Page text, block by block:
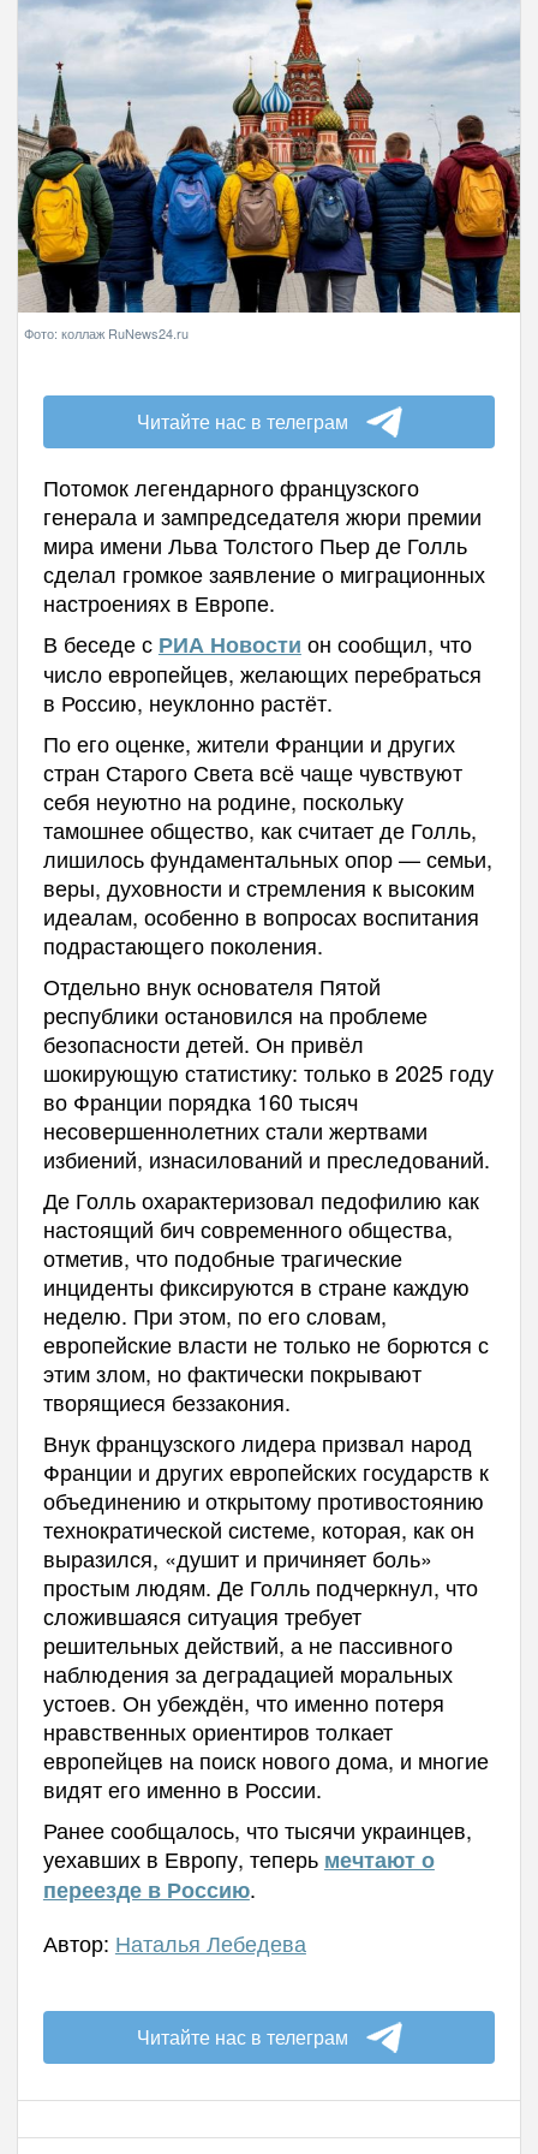
Фото: коллаж RuNews24.ru
Читайте нас в телеграм
Потомок легендарного французского
генерала и зампредседателя жюри премии
мира имени Льва Толстого Пьер де Голль
сделал громкое заявление о миграционных
настроениях в Европе.
В беседе с РИА Новости он сообщил, что
число европейцев, желающих перебраться
в Россию, неуклонно растёт.
По его оценке, жители Франции и других
стран Старого Света всё чаще чувствуют
себя неуютно на родине, поскольку
тамошнее общество, как считает де Голль,
лишилось фундаментальных опор — семьи,
веры, духовности и стремления к высоким
идеалам, особенно в вопросах воспитания
подрастающего поколения.
Отдельно внук основателя Пятой
республики остановился на проблеме
безопасности детей. Он привёл
шокирующую статистику: только в 2025 году
во Франции порядка 160 тысяч
несовершеннолетних стали жертвами
избиений, изнасилований и преследований.
Де Голль охарактеризовал педофилию как
настоящий бич современного общества,
отметив, что подобные трагические
инциденты фиксируются в стране каждую
неделю. При этом, по его словам,
европейские власти не только не борются с
этим злом, но фактически покрывают
творящиеся беззакония.
Внук французского лидера призвал народ
Франции и других европейских государств к
объединению и открытому противостоянию
технократической системе, которая, как он
выразился, «душит и причиняет боль»
простым людям. Де Голль подчеркнул, что
сложившаяся ситуация требует
решительных действий, а не пассивного
наблюдения за деградацией моральных
устоев. Он убеждён, что именно потеря
нравственных ориентиров толкает
европейцев на поиск нового дома, и многие
видят его именно в России.
Ранее сообщалось, что тысячи украинцев,
уехавших в Европу, теперь мечтают о
переезде в Россию.
Автор: Наталья Лебедева
Читайте нас в телеграм